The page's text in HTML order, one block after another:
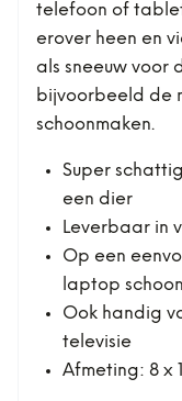
telefoon of
erover heen en
als sneeuw voor
bijvoorbeeld de
schoonmaken.
Super
een dier
Leverbaar in
Op een
laptop
Ook handig
televisie
Afmeting: 8 x